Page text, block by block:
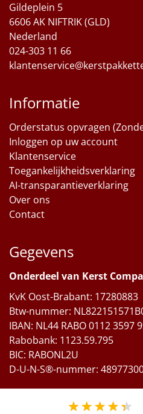
Gildeplein 5
6606 AK NIFTRIK (GLD)
Nederland
024-303 11 66
Informatie
Orderstatus opvragen
Inloggen op uw account
Klantenservice
Toegankelijkheidsverklaring
AI-transparantieverklaring
Over ons
Contact
Gegevens
Onderdeel van Kerst
KvK Oost-Brabant: 17280883
Btw-nummer:
IBAN: NL44 RABO 0112 3597
Rabobank: 1123.59.795
BIC: RABONL2U
D-U-N-S®-nummer: